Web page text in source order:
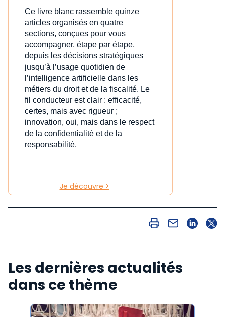
Ce livre blanc rassemble quinze
articles organisés en quatre
sections, conçues pour vous
accompagner, étape par étape,
depuis les décisions stratégiques
jusqu’à l’usage quotidien de
l’intelligence artificielle dans les
métiers du droit et de la fiscalité. Le
fil conducteur est clair : efficacité,
certes, mais avec rigueur ;
innovation, oui, mais dans le respect
de la confidentialité et de la
responsabilité.
Je découvre >
Les dernières actualités
dans ce thème